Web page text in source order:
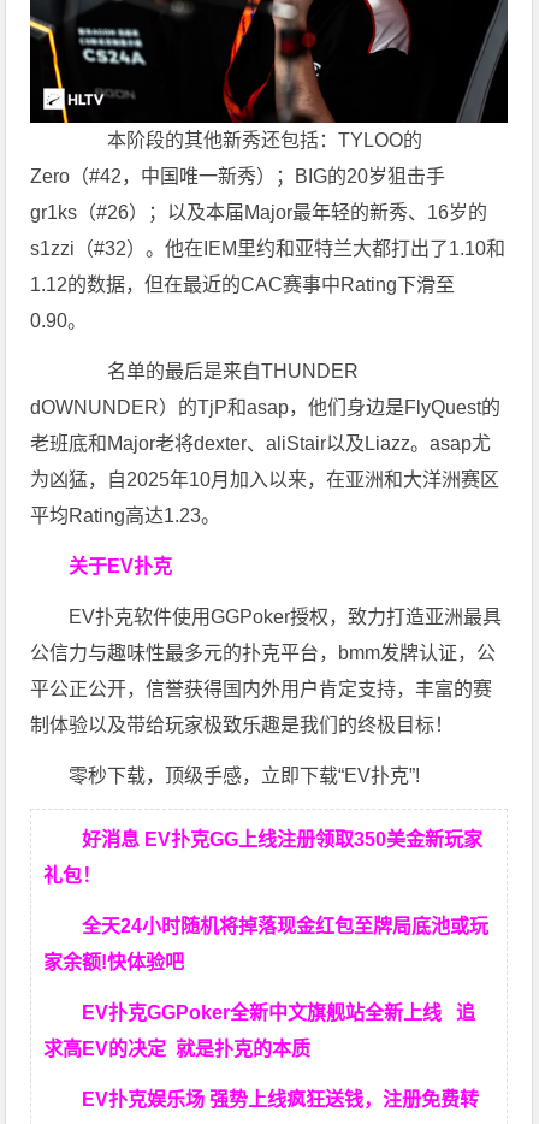
本阶段的其他新秀还包括：TYLOO的
Zero（#42，中国唯一新秀）；BIG的20岁狙击手
gr1ks（#26）；以及本届Major最年轻的新秀、16岁的
s1zzi（#32）。他在IEM里约和亚特兰大都打出了1.10和
1.12的数据，但在最近的CAC赛事中Rating下滑至
0.90。
名单的最后是来自THUNDER
dOWNUNDER）的TjP和asap，他们身边是FlyQuest的
老班底和Major老将dexter、aliStair以及Liazz。asap尤
为凶猛，自2025年10月加入以来，在亚洲和大洋洲赛区
平均Rating高达1.23。
关于EV扑克
EV扑克软件使用GGPoker授权，致力打造亚洲最具
公信力与趣味性最多元的扑克平台，bmm发牌认证，公
平公正公开，信誉获得国内外用户肯定支持，丰富的赛
制体验以及带给玩家极致乐趣是我们的终极目标！
零秒下载，顶级手感，立即下载“EV扑克”!
好消息 EV扑克GG上线注册领取350美金新玩家
礼包！
全天24小时随机将掉落现金红包至牌局底池或玩
家余额!快体验吧
EV扑克GGPoker全新中文旗舰站全新上线 追
求高EV的决定就是扑克的本质
EV扑克娱乐场 强势上线疯狂送钱，注册免费转